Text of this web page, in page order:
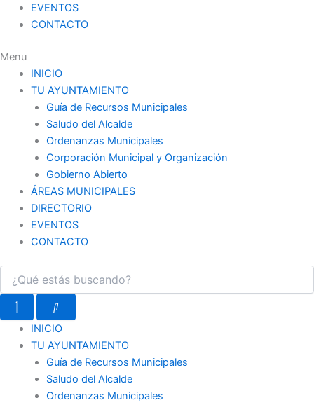
EVENTOS
CONTACTO
Menu
INICIO
TU AYUNTAMIENTO
Guía de Recursos Municipales
Saludo del Alcalde
Ordenanzas Municipales
Corporación Municipal y Organización
Gobierno Abierto
ÁREAS MUNICIPALES
DIRECTORIO
EVENTOS
CONTACTO
INICIO
TU AYUNTAMIENTO
Guía de Recursos Municipales
Saludo del Alcalde
Ordenanzas Municipales